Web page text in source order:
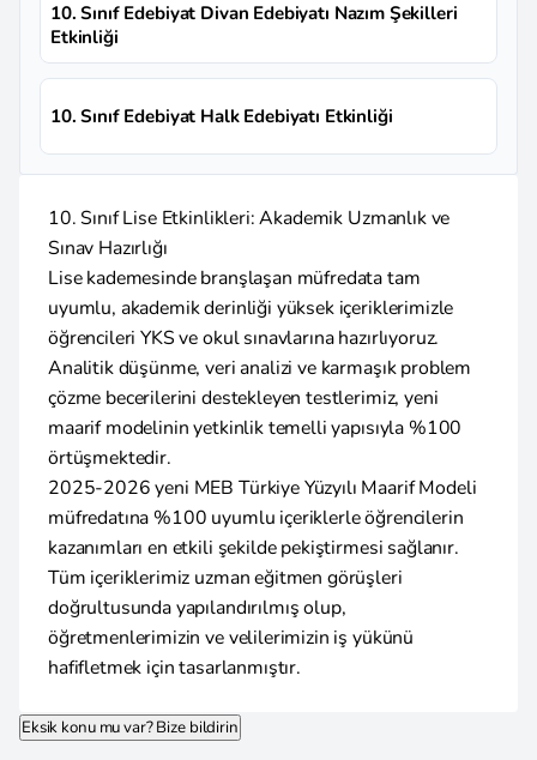
10. Sınıf Edebiyat Divan Edebiyatı Nazım Şekilleri
Etkinliği
10. Sınıf Edebiyat Halk Edebiyatı Etkinliği
10. Sınıf Lise Etkinlikleri: Akademik Uzmanlık ve
Sınav Hazırlığı
Lise kademesinde branşlaşan müfredata tam
uyumlu, akademik derinliği yüksek içeriklerimizle
öğrencileri YKS ve okul sınavlarına hazırlıyoruz.
Analitik düşünme, veri analizi ve karmaşık problem
çözme becerilerini destekleyen testlerimiz, yeni
maarif modelinin yetkinlik temelli yapısıyla %100
örtüşmektedir.
2025-2026 yeni MEB Türkiye Yüzyılı Maarif Modeli
müfredatına %100 uyumlu içeriklerle öğrencilerin
kazanımları en etkili şekilde pekiştirmesi sağlanır.
Tüm içeriklerimiz uzman eğitmen görüşleri
doğrultusunda yapılandırılmış olup,
öğretmenlerimizin ve velilerimizin iş yükünü
hafifletmek için tasarlanmıştır.
Eksik konu mu var? Bize bildirin